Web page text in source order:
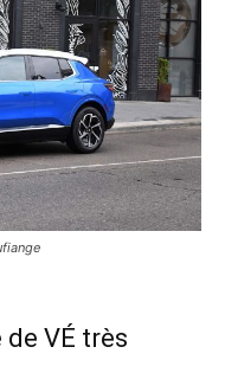
VÉ très